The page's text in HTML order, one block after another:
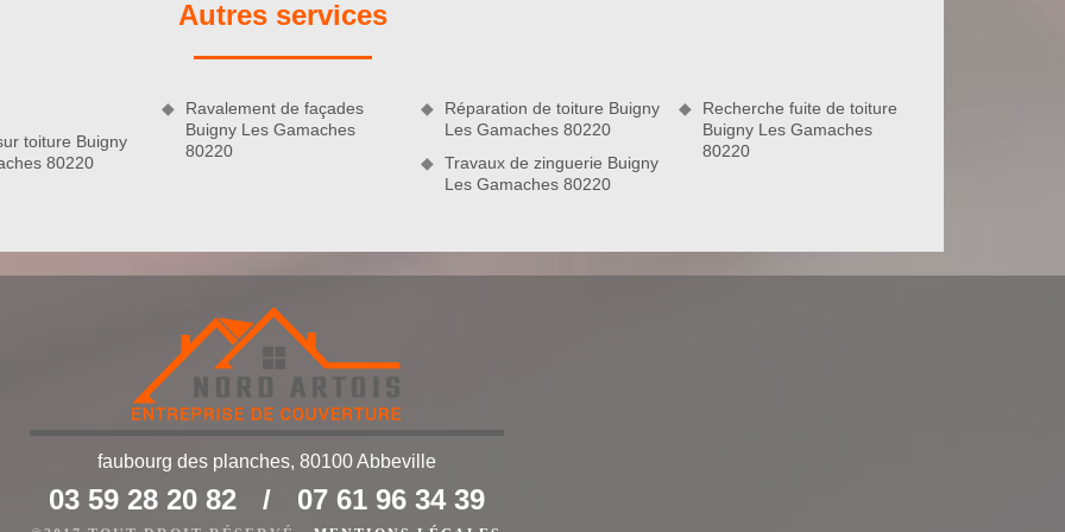
étudierons votre projet avec minutie et établirons un
permettra de vous préparer sereinement à vos travaux.
de nos spécialités
Autres services
toiture Buigny
80220
Ravalement de façades
Buigny Les Gamaches
80220
Réparation de toiture Buigny
Les Gamaches 80220
Travaux de zinguerie Buigny
Les Gamaches 80220
Recherche fuite de toiture
Buigny Les Gamaches
80220
faubourg des planches, 80100 Abbeville
03 59 28 20 82 / 07 61 96 34 39